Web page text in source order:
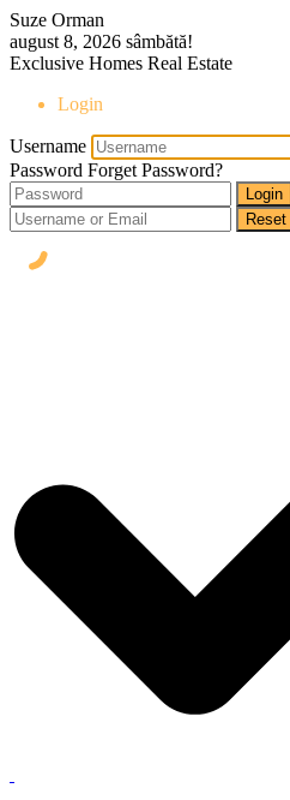
Suze Orman
august 8, 2026 sâmbătă!
Exclusive Homes Real Estate
Login
Username
Password Forget Password?
Login